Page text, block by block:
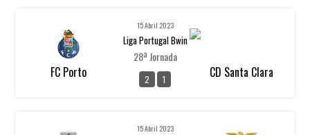
FC Porto
15 Abril 2023
Liga Portugal Bwin
28ª Jornada
2 1 CD Santa Clara
15 Abril 2023